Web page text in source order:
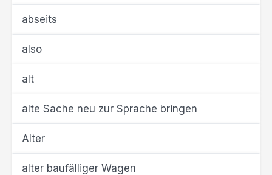
abseits
also
alt
alte Sache neu zur Sprache bringen
Alter
alter baufälliger Wagen